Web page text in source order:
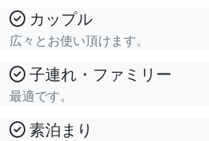
カップル
広々とお使い頂けます。
子連れ・ファミリー
最適です。
素泊まり